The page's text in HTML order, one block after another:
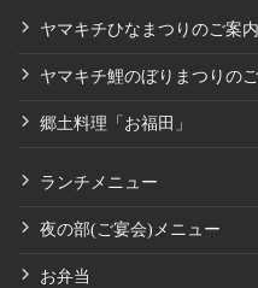
ヤマキチひなまつりのご案内
ヤマキチ鯉のぼりまつりの
郷土料理「お福田」
ランチメニュー
夜の部(ご宴会)メニュー
お弁当